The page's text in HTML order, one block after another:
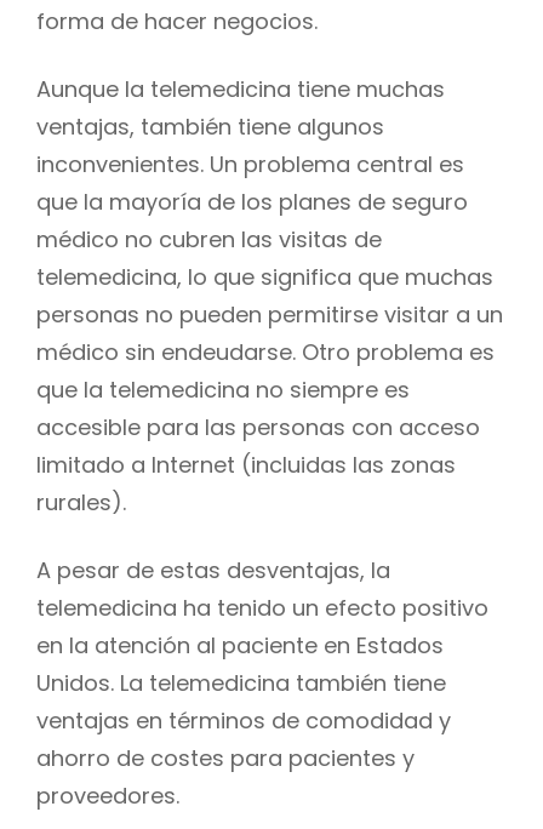
forma de hacer negocios.
Aunque la telemedicina tiene muchas
ventajas, también tiene algunos
inconvenientes. Un problema central es
que la mayoría de los planes de seguro
médico no cubren las visitas de
telemedicina, lo que significa que muchas
personas no pueden permitirse visitar a un
médico sin endeudarse. Otro problema es
que la telemedicina no siempre es
accesible para las personas con acceso
limitado a Internet (incluidas las zonas
rurales).
A pesar de estas desventajas, la
telemedicina ha tenido un efecto positivo
en la atención al paciente en Estados
Unidos. La telemedicina también tiene
ventajas en términos de comodidad y
ahorro de costes para pacientes y
proveedores.